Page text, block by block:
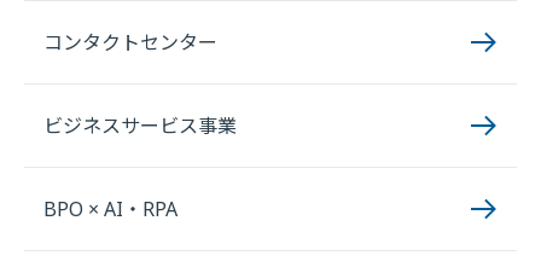
コンタクトセンター
ビジネスサービス事業
BPO × AI・RPA